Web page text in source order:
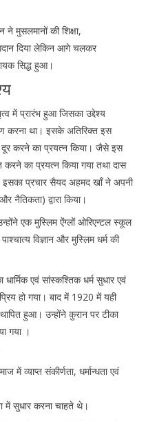
मुसलमानों की शिक्षा,
दिया लेकिन आगे चलकर
सिद्ध हुआ।
में प्रारंभ हुआ जिसका उद्देश्य
करना था। इसके अतिरिक्त इस
दूर करने का प्रयत्न किया। जैसे इस
करने का प्रयत्न किया गया तथा दास
इसका प्रचार सैयद अहमद खाँ ने अपनी
द्वारा किया।
एक मुस्लिम ऐंग्लों ओरिएन्टल स्कूल
विज्ञान और मुस्लिम धर्म की
एवं सांस्कश्तिक धर्म सुधार एवं
हो गया। बाद में 1920 में यही
हुआ। उन्होंने कुरान पर टीका
गया ।
व्याप्त संकीर्णता, धर्मान्धता एवं
में सुधार करना चाहते थे।